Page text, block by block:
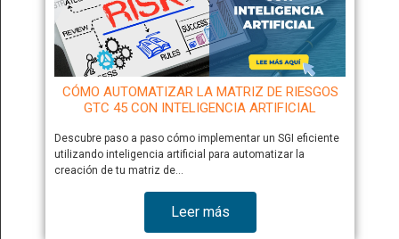
CÓMO AUTOMATIZAR LA MATRIZ DE RIESGOS
GTC 45 CON INTELIGENCIA ARTIFICIAL
Descubre paso a paso cómo implementar un SGI eficiente
utilizando inteligencia artificial para automatizar la
creación de tu matriz de…
Leer más